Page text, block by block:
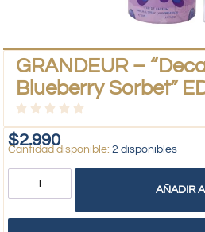
GRANDEUR –
Blueberry Sorbet”
$2.990 2 disponibles
AÑADIR